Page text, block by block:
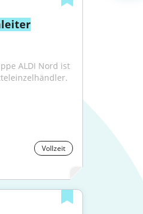
ALDI Nord ist
Vollzeit